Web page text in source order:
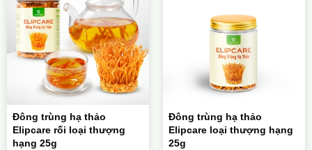
Đông trùng hạ thảo
Elipcare rối loại thượng
hạng 25g
Đông trùng hạ thảo
Elipcare loại thượng hạng
25g